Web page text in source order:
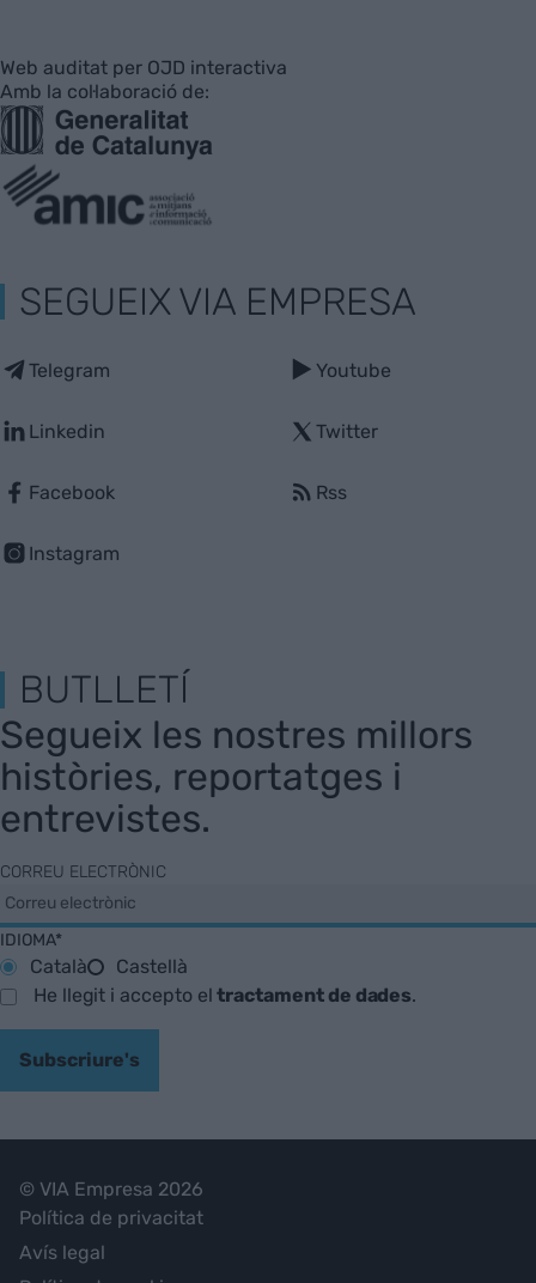
Web auditat per OJD interactiva
Amb la col·laboració de:
SEGUEIX VIA EMPRESA
Telegram
Linkedin
Facebook
Instagram
Youtube
Twitter
Rss
BUTLLETÍ
Segueix les nostres millors
històries, reportatges i
entrevistes.
CORREU ELECTRÒNIC
IDIOMA*
Català
Castellà
He llegit i accepto eltractament de dades.
Subscriure's
© VIA Empresa 2026
Política de privacitat
Avís legal